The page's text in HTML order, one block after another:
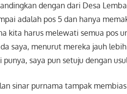
dengan dari Desa
adalah pos 5 dan hanya
kita harus melewati semua pos
saya, menurut mereka jauh
saya pun setuju dengan
sinar purnama tampak